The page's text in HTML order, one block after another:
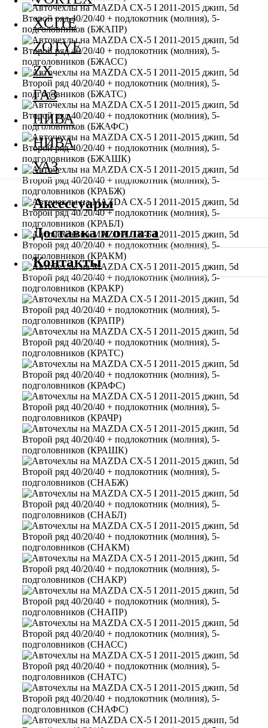
XCITE
ZOTYE
ZX
ГАЗ
НИВА
НИВА
УАЗ
Аксессуары
Доставка и оплата
Контакты